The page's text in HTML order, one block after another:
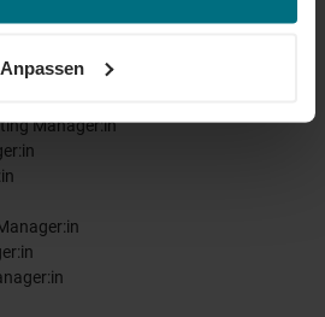
über unseren
Anpassen
Manager:in